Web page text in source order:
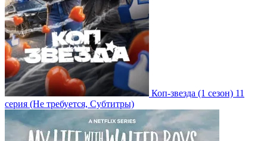
Коп-звезда (1 сезон) 11
серия (Не требуется, Субтитры)